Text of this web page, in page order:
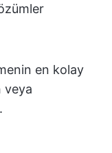
en kolay
veya